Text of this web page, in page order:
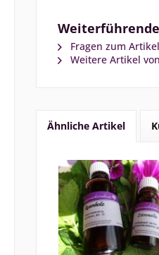
Fragen zum
Weitere Artikel
Ähnliche Artikel